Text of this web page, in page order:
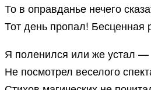
То в оправданье нечего
Тот день пропал! Бесценная
Я поленился или же устал —
Не посмотрел веселого